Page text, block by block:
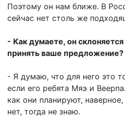
Поэтому он нам ближе. В
сейчас нет столь же
- Как думаете, он
принять ваше предложение?
- Я думаю, что для него это
если его ребята Мяэ и
как они планируют,
нет, тогда не знаю.